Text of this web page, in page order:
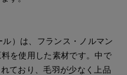
）は、フランス・ノルマン
を使用した素材です。中で
ており、毛羽が少なく上品